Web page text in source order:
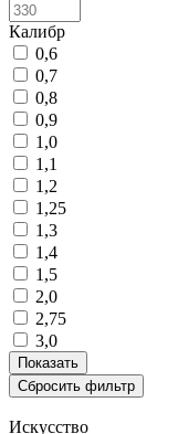
Калибр
0,6
0,7
0,8
0,9
1,0
1,1
1,2
1,25
1,3
1,4
1,5
2,0
2,75
3,0
Искусство